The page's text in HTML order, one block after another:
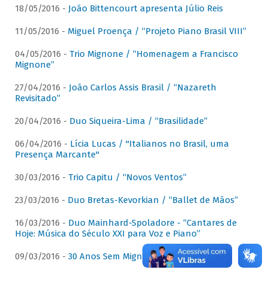
18/05/2016 - João Bittencourt apresenta Júlio Reis
11/05/2016 - Miguel Proença / “Projeto Piano Brasil VIII”
04/05/2016 - Trio Mignone / “Homenagem a Francisco
Mignone”
27/04/2016 - João Carlos Assis Brasil / “Nazareth
Revisitado”
20/04/2016 - Duo Siqueira-Lima / “Brasilidade”
06/04/2016 - Lícia Lucas / "Italianos no Brasil, uma
Presença Marcante"
30/03/2016 - Trio Capitu / “Novos Ventos”
23/03/2016 - Duo Bretas-Kevorkian / “Ballet de Mãos”
16/03/2016 - Duo Mainhard-Spoladore - “Cantares de
Hoje: Música do Século XXI para Voz e Piano”
09/03/2016 - 30 Anos Sem Mignone